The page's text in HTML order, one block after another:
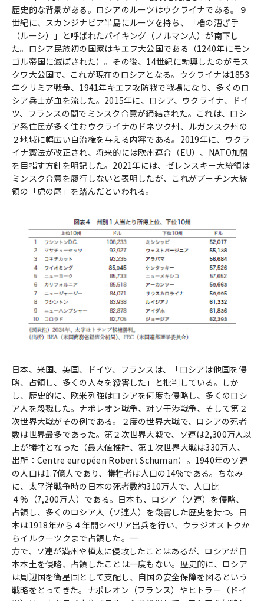
歴史的な背景がある。ロシアのルーツはウクライナである。９
世紀に、スカンジナビア半島にルーツを持ち、「櫓の漕ぎ手
（ルーシ）」と呼ばれたバイキング（ノルマン人）が南下し
た。ロシア民族初の国家はキエフ大公国である（1240年にモン
ゴル帝国に滅ぼされた）。その後、14世紀に勃興したのがモス
クワ大公国で、これが現在のロシアとなる。ウクライナは1853
年クリミア戦争、1941年キエフ攻防戦で戦場になり、多くのロ
シア兵士が血を流した。2015年に、ロシア、ウクライナ、ドイ
ツ、フランスの間でミンスク合意が締結された。これは、ロシ
ア系住民が多く住むウクライナのドネツク州、ルガンスク州の
２地域に幅広い自治権を与える内容である。2019年に、ウクラ
イナ憲法が改正され、将来的には欧州連合（EU）、NATO加盟
を目指す方針を明記した。2021年には、ゼレンスキー大統領は
ミンスク合意を履行しないと表明したが、これがプーチン大統
領の「虎の尾」を踏んだといわれる。
日本、米国、英国、ドイツ、フランスは、「ロシアは他国を侵
略、占領し、多くの人々を殺害した」と批判している。しか
し、歴史的に、欧米列強はロシアを何度も侵略し、多くのロシ
ア人を殺戮した。ナポレオン戦争、対ソ干渉戦争、そして第２
次世界大戦がその例である。２度の世界大戦で、ロシアの死者
数は世界最多であった。第２次世界大戦で、ソ連は2,300万人以
上が犠牲となった（最大値推計、第１次世界大戦は330万人、
出所：Centre européen Robert Schuman）。1940年のソ連
の人口は1.7億人であり、犠牲者は人口の14%である。ちなみ
に、太平洋戦争時の日本の死者数約310万人で、人口比
４%（7,200万人）である。日本も、ロシア（ソ連）を侵略、
占領し、多くのロシア人（ソ連人）を殺害した歴史を持つ。日
本は1918年から４年間シベリア出兵を行い、ウラジオストクか
らイルクーツクまで占領した。一
方で、ソ連が満州や樺太に侵攻したことはあるが、ロシアが日
本本土を侵略、占領したことは一度もない。歴史的に、ロシア
は周辺国を衛星国として支配し、自国の安全保障を図るという
戦略をとってきた。ナポレオン（フランス）やヒトラー（ドイ